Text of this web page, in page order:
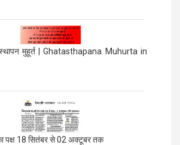
मुहूर्त | Ghatasthapana Muhurta in
का पक्ष 18 सितंबर से 02 अक्टूबर तक